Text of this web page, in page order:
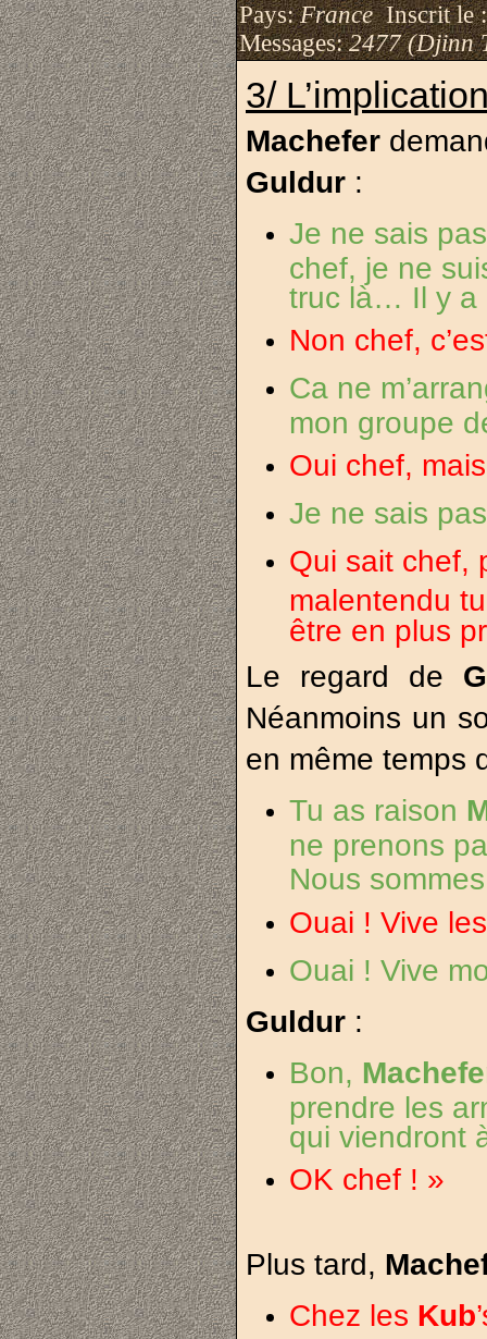
Pays:FranceInscrit le
Messages:2477 (Djinn
3/
Machefer
Guldur :
Je ne sais
chef, je ne
truc là… Il y a
Non chef,
Ca ne
mon groupe
Oui chef,
Je ne sais
Qui sait chef,
malentendu
être en plus
Le regard de
Néanmoins un
en même temps
Tu as raison
ne prenons
Nous
Ouai ! Vive
Ouai ! Vive
Guldur :
Bon,
prendre les
qui viendront
OK chef ! »
Plus tard,
Chez les Kub